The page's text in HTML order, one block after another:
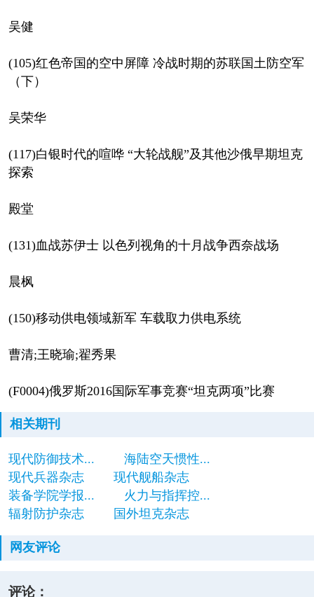
吴健
(105)红色帝国的空中屏障 冷战时期的苏联国土防空军
（下）
吴荣华
(117)白银时代的喧哗 “大轮战舰”及其他沙俄早期坦克
探索
殿堂
(131)血战苏伊士 以色列视角的十月战争西奈战场
晨枫
(150)移动供电领域新军 车载取力供电系统
曹清;王晓瑜;翟秀果
(F0004)俄罗斯2016国际军事竞赛“坦克两项”比赛
相关期刊
现代防御技术...
海陆空天惯性...
现代兵器杂志
现代舰船杂志
装备学院学报...
火力与指挥控...
辐射防护杂志
国外坦克杂志
网友评论
评论：